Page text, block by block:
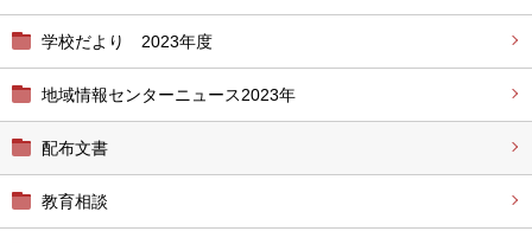
学校だより 2023年度
地域情報センターニュース2023年
配布文書
教育相談